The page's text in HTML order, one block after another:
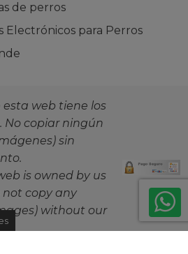
de perros
Electrónicos para Perros
esta web tiene los
No copiar ningún
sin
is owned by us
not copy any
without our